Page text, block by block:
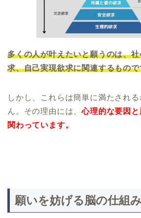
多くの人が叶えたいと願うのは、
求、自己実現欲求に関連するもので
しかし、これらは簡単に満たされ
ん。その理由には、心理的な要因と
関わっています。
願いを妨げる脳の仕組み